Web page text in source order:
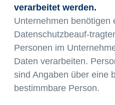
verarbeitet werden.
Unternehmen benötigen
Datenschutzbeauf-
Personen im
Daten verarbeiten.
sind Angaben über eine
bestimmbare Person.